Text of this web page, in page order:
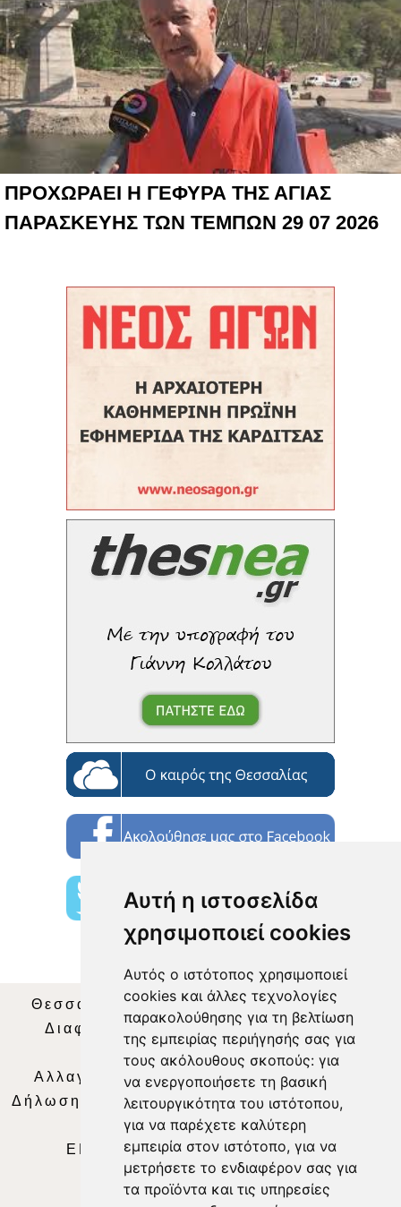
Αυτή η ιστοσελίδα
χρησιμοποιεί cookies
Αυτός ο ιστότοπος χρησιμοποιεί
cookies και άλλες τεχνολογίες
παρακολούθησης για τη βελτίωση
της εμπειρίας περιήγησής σας για
τους ακόλουθους σκοπούς: για
να ενεργοποιήσετε τη βασική
λειτουργικότητα του ιστότοπου,
για να παρέχετε καλύτερη
εμπειρία στον ιστότοπο, για να
μετρήσετε το ενδιαφέρον σας για
τα προϊόντα και τις υπηρεσίες
ΠΡΟΧΩΡΑΕΙ Η ΓΕΦΥΡΑ ΤΗΣ ΑΓΙΑΣ
ΠΑΡΑΣΚΕΥΗΣ ΤΩΝ ΤΕΜΠΩΝ 29 07 2026
Θεσσαλία Τηλεόραση|SNG Services
Διαφήμιση | Όροι Χρήσης |Δήλωση
Απορρήτου |
Περιεχόμενο
Αλλαγή Προτιμήσεων για τα Cookies
Δήλωση συμμόρφωσης με τη σύσταση (ΕΕ)
2018/334|Ταυτότητα
ΕΝΗΜΕΡΩΣΗ |WEB TV| LIVE